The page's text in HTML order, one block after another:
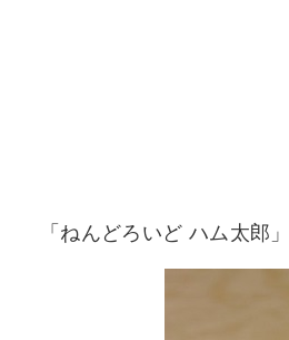
「ねんどろいど ハム太郎